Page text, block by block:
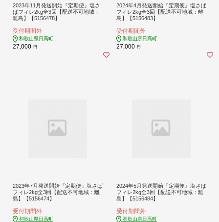
2023年11月発送開始『定期便』塩さ
ばフィレ2kg全3回【配送不可地域：
離島】【5156478】
受付期間外
和歌山県日高町
27,000 円
2024年4月発送開始『定期便』塩さば
フィレ2kg全3回【配送不可地域：離
島】【5156483】
受付期間外
和歌山県日高町
27,000 円
2023年7月発送開始『定期便』塩さば
フィレ2kg全3回【配送不可地域：離
島】【5156474】
受付期間外
和歌山県日高町
2024年5月発送開始『定期便』塩さば
フィレ2kg全3回【配送不可地域：離
島】【5156484】
受付期間外
和歌山県日高町